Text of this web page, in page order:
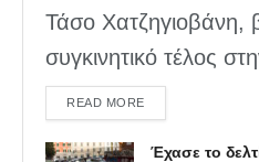
Τάσο Χατζηγιοβάνη,
συγκινητικό τέλος
READ MOREDETAILS
Έχασε το